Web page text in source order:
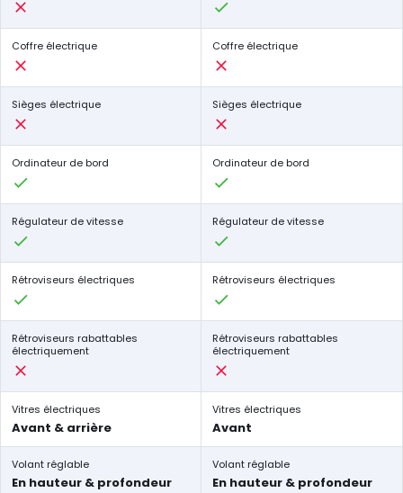
Coffre électrique Coffre électrique
Sièges électrique Sièges électrique
Ordinateur de bord Ordinateur de bord
Régulateur de vitesse Régulateur de vitesse
Rétroviseurs électriques Rétroviseurs électriques
Rétroviseurs rabattables
électriquement
Rétroviseurs rabattables
électriquement
Vitres électriques
Avant & arrière
Vitres électriques
Avant
Volant réglable
En hauteur & profondeur
Volant réglable
En hauteur & profondeur